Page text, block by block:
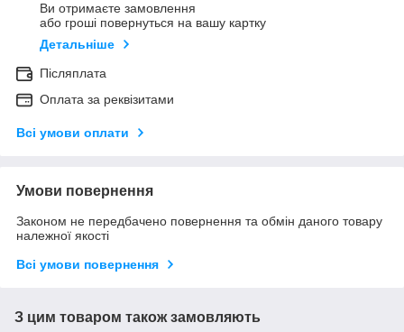
Ви отримаєте замовлення
або гроші повернуться на вашу картку
Детальніше
Післяплата
Оплата за реквізитами
Всі умови оплати
Умови повернення
Законом не передбачено повернення та обмін даного товару
належної якості
Всі умови повернення
З цим товаром також замовляють